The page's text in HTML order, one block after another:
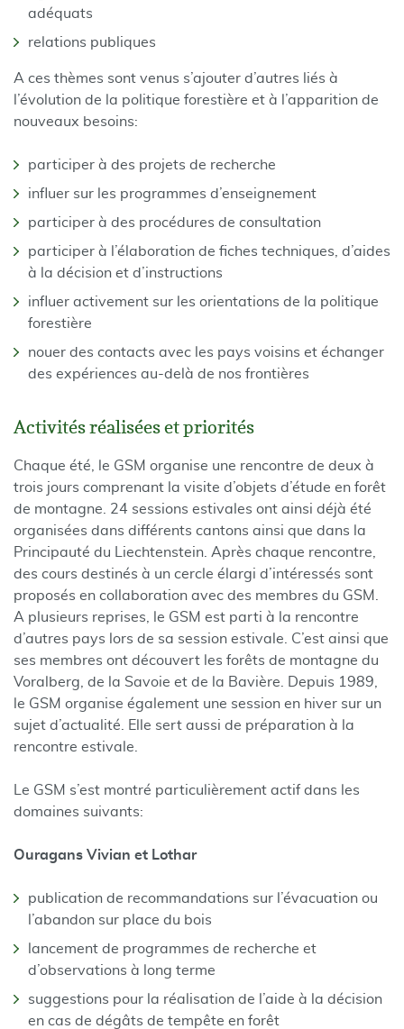
adéquats
relations publiques
A ces thèmes sont venus s’ajouter d’autres liés à
l’évolution de la politique forestière et à l’apparition de
nouveaux besoins:
participer à des projets de recherche
influer sur les programmes d’enseignement
participer à des procédures de consultation
participer à l’élaboration de fiches techniques, d’aides
à la décision et d’instructions
influer activement sur les orientations de la politique
forestière
nouer des contacts avec les pays voisins et échanger
des expériences au-delà de nos frontières
Activités réalisées et priorités
Chaque été, le GSM organise une rencontre de deux à
trois jours comprenant la visite d’objets d’étude en forêt
de montagne. 24 sessions estivales ont ainsi déjà été
organisées dans différents cantons ainsi que dans la
Principauté du Liechtenstein. Après chaque rencontre,
des cours destinés à un cercle élargi d’intéressés sont
proposés en collaboration avec des membres du GSM.
A plusieurs reprises, le GSM est parti à la rencontre
d’autres pays lors de sa session estivale. C’est ainsi que
ses membres ont découvert les forêts de montagne du
Voralberg, de la Savoie et de la Bavière. Depuis 1989,
le GSM organise également une session en hiver sur un
sujet d’actualité. Elle sert aussi de préparation à la
rencontre estivale.
Le GSM s’est montré particulièrement actif dans les
domaines suivants:
Ouragans Vivian et Lothar
publication de recommandations sur l’évacuation ou
l’abandon sur place du bois
lancement de programmes de recherche et
d’observations à long terme
suggestions pour la réalisation de l’aide à la décision
en cas de dégâts de tempête en forêt